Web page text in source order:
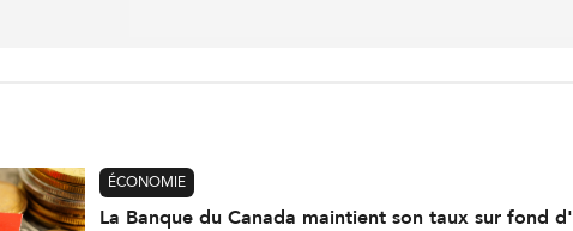
ÉCONOMIE
La Banque du Canada maintient son taux sur fond